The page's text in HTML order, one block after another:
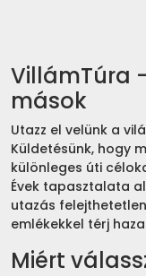
VillámTúra
mások
Utazz el velünk a
Küldetésünk, hogy
különleges úti
Évek tapasztalata
utazás
emlékekkel térj
Miért